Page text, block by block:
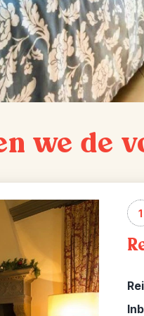
we de
1